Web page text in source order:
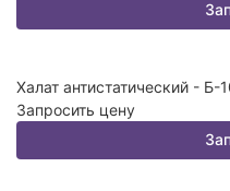
Халат антистатический - Б-
Запросить цену